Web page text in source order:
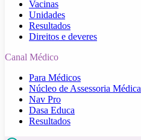
Vacinas
Unidades
Resultados
Direitos e deveres
Canal Médico
Para Médicos
Núcleo de Assessoria Médica
Nav Pro
Dasa Educa
Resultados